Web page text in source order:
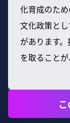
化育成のため
文化政策と
があります
を取ること